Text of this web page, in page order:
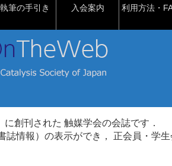
執筆の手引き 入会案内 利用方法・
創刊された 触媒学会の会誌です．
情報）の表示ができ， 正会員・学